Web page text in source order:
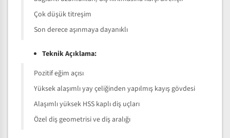
Çok düşük titreşim
Son derece aşınmaya dayanıklı
Teknik Açıklama:
Pozitif eğim açısı
Yüksek alaşımlı yay çeliğinden yapılmış kayış gövdesi
Alaşımlı yüksek HSS kaplı diş uçları
Özel diş geometrisi ve diş aralığı